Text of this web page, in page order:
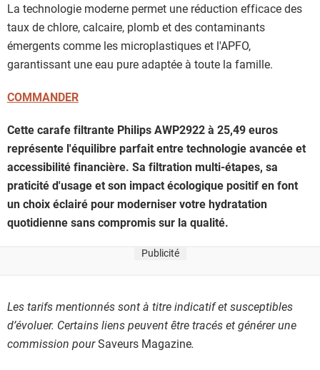
La technologie moderne permet une réduction efficace des
taux de chlore, calcaire, plomb et des contaminants
émergents comme les microplastiques et l'APFO,
garantissant une eau pure adaptée à toute la famille.
COMMANDER
Cette carafe filtrante Philips AWP2922 à 25,49 euros
représente l'équilibre parfait entre technologie avancée et
accessibilité financière. Sa filtration multi-étapes, sa
praticité d'usage et son impact écologique positif en font
un choix éclairé pour moderniser votre hydratation
quotidienne sans compromis sur la qualité.
Publicité
Les tarifs mentionnés sont à titre indicatif et susceptibles
d’évoluer. Certains liens peuvent être tracés et générer une
commission pourSaveurs Magazine.